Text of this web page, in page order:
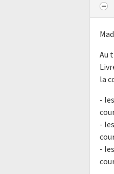
Au
la
-
-
-